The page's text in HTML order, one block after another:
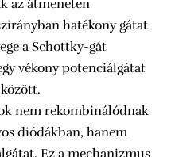
az átmeneten
hatékony gátat
a Schottky-gát
vékony potenciálgátat
nem rekombinálódnak
diódákban, hanem